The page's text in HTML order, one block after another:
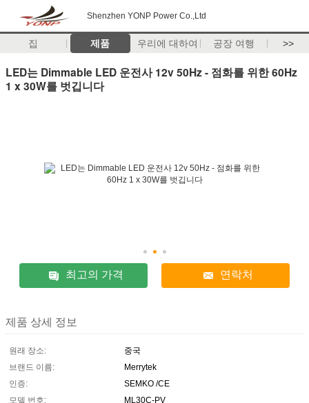
Shenzhen YONP Power Co.,Ltd
집 제품 우리에 대하여 공장 여행 >>
LED는 Dimmable LED 운전사 12v 50Hz - 점화를 위한 60Hz
1 x 30W를 벗깁니다
최고의 가격 연락처
제품 상세 정보
원래 장소:
중국
브랜드 이름:
Merrytek
인증:
SEMKO /CE
모델 번호:
ML30C-PV